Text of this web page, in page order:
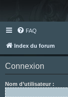
FAQ
Index du forum
Connexion
Nom d’utilisateur :